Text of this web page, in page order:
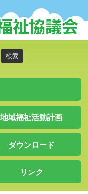
地域福祉活動計画
ダウンロード
リンク